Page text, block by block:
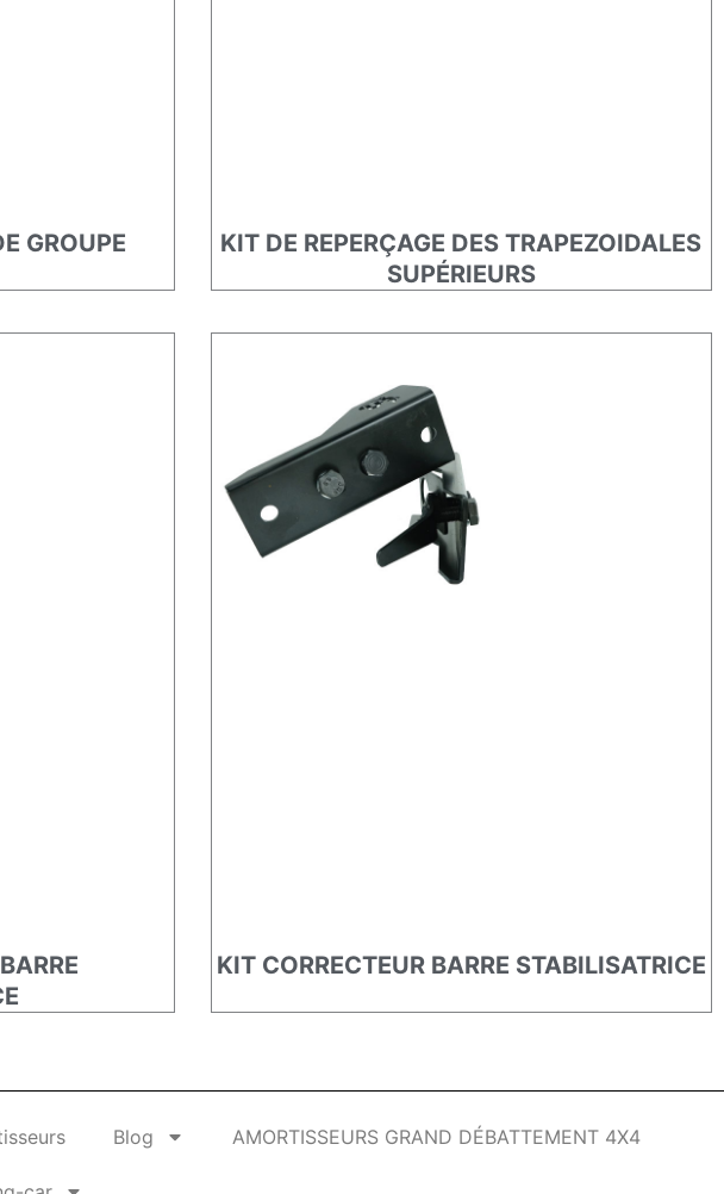
GROUPE
KIT DE REPERÇAGE DES TRAPEZOIDALES
SUPÉRIEURS
KIT CORRECTEUR BARRE STABILISATRICE
Blog AMORTISSEURS GRAND DÉBATTEMENT 4X4